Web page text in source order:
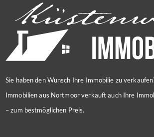
Sie haben den Wunsch Ihre Immobilie zu
Immobilien aus Nortmoor verkauft auch Ihre
– zum bestmöglichen Preis.